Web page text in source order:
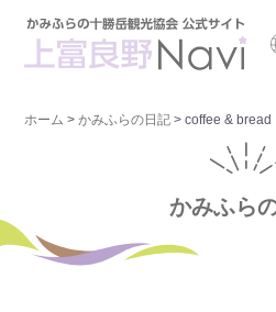
ホーム >かみふらの日記 >coffee & bread
かみふら